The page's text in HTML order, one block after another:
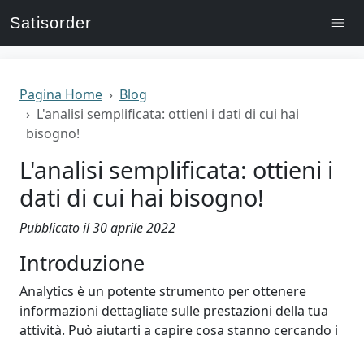
Satisorder
Pagina Home
Blog
L'analisi semplificata: ottieni i dati di cui hai
bisogno!
L'analisi semplificata: ottieni i
dati di cui hai bisogno!
Pubblicato il 30 aprile 2022
Introduzione
Analytics è un potente strumento per ottenere
informazioni dettagliate sulle prestazioni della tua
attività. Può aiutarti a capire cosa stanno cercando i